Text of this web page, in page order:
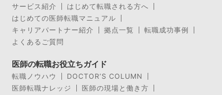
サービス紹介
はじめて転職される方へ
はじめての医師転職マニュアル
キャリアパートナー紹介
拠点一覧
転職成功事例
よくあるご質問
医師の転職お役立ちガイド
転職ノウハウ
DOCTOR’S COLUMN
医師転職ナレッジ
医師の現場と働き方